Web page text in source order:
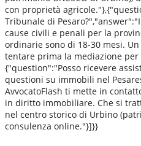
con proprietà
Tribunale di
cause civili e penali per la
ordinarie sono di 18-30 mesi.
tentare prima la mediazione
{"question":"Posso ricevere
questioni su immobili nel
AvvocatoFlash ti mette in
in diritto immobiliare. Che si
nel centro storico di Urbino
consulenza online."}]}}